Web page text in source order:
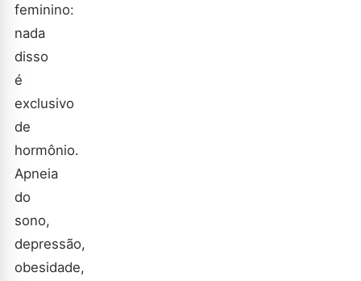
feminino:
nada
disso
é
exclusivo
de
hormônio.
Apneia
do
sono,
depressão,
obesidade,